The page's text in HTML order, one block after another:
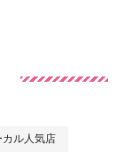
ル人気店